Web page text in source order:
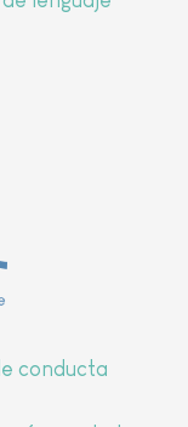
conducta